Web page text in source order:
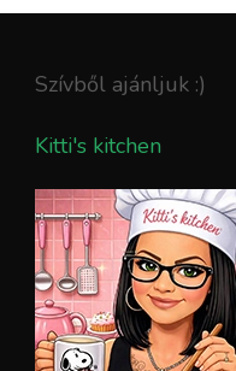
Szívből ajánljuk :)
Kitti's kitchen